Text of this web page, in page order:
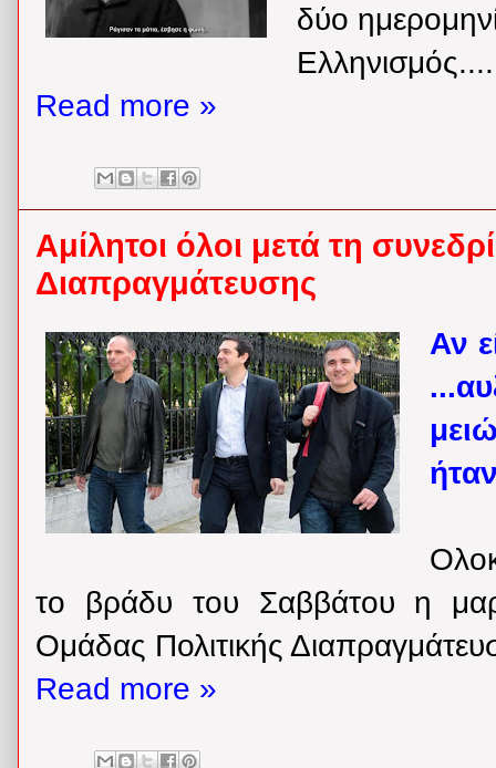
δύο
Ελληνισμός....
Read more »
Αμίλητοι όλοι μετά τη
Διαπραγμάτευσης
Αν
το βράδυ του Σαββάτου η
Ομάδας Πολιτικής
Read more »